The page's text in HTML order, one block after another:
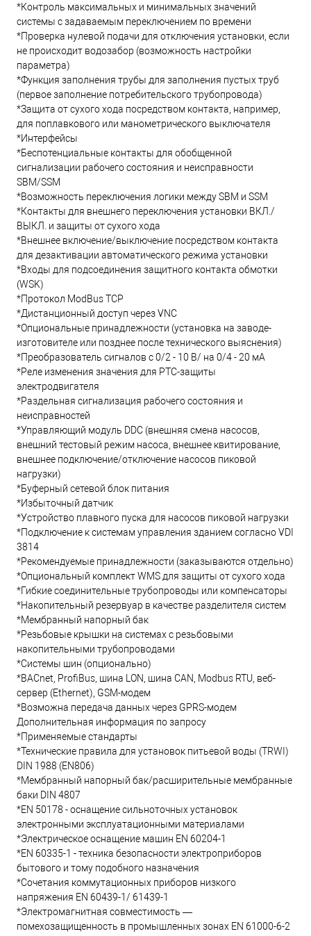
*Контроль максимальных и минимальных значений
системы с задаваемым переключением по времени
*Проверка нулевой подачи для отключения установки, если
не происходит водозабор (возможность настройки
параметра)
*Функция заполнения трубы для заполнения пустых труб
(первое заполнение потребительского трубопровода)
*Защита от сухого хода посредством контакта, например,
для поплавкового или манометрического выключателя
*Интерфейсы
*Беспотенциальные контакты для обобщенной
сигнализации рабочего состояния и неисправности
SBM/SSM
*Возможность переключения логики между SBM и SSM
*Контакты для внешнего переключения установки ВКЛ./
ВЫКЛ. и защиты от сухого хода
*Внешнее включение/выключение посредством контакта
для дезактивации автоматического режима установки
*Входы для подсоединения защитного контакта обмотки
(WSK)
*Протокол ModBus TCP
*Дистанционный доступ через VNC
*Опциональные принадлежности (установка на заводе-
изготовителе или позднее после технического выяснения)
*Преобразователь сигналов с 0/2 - 10 В/ на 0/4 - 20 мА
*Реле изменения значения для PTC-защиты
электродвигателя
*Раздельная сигнализация рабочего состояния и
неисправностей
*Управляющий модуль DDC (внешняя смена насосов,
внешний тестовый режим насоса, внешнее квитирование,
внешнее подключение/отключение насосов пиковой
нагрузки)
*Буферный сетевой блок питания
*Избыточный датчик
*Устройство плавного пуска для насосов пиковой нагрузки
*Подключение к системам управления зданием согласно VDI
3814
*Рекомендуемые принадлежности (заказываются отдельно)
*Опциональный комплект WMS для защиты от сухого хода
*Гибкие соединительные трубопроводы или компенсаторы
*Накопительный резервуар в качестве разделителя систем
*Мембранный напорный бак
*Резьбовые крышки на системах с резьбовыми
накопительными трубопроводами
*Системы шин (опционально)
*BACnet, ProfiBus, шина LON, шина CAN, Modbus RTU, веб-
сервер (Ethernet), GSM-модем
*Возможна передача данных через GPRS-модем
Дополнительная информация по запросу
*Применяемые стандарты
*Технические правила для установок питьевой воды (TRWI)
DIN 1988 (EN806)
*Мембранный напорный бак/расширительные мембранные
баки DIN 4807
*EN 50178 - оснащение сильноточных установок
электронными эксплуатационными материалами
*Электрическое оснащение машин EN 60204-1
*EN 60335-1 - техника безопасности электроприборов
бытового и тому подобного назначения
*Сочетания коммутационных приборов низкого
напряжения EN 60439-1/ 61439-1
*Электромагнитная совместимость —
помехозащищенность в промышленных зонах EN 61000-6-2